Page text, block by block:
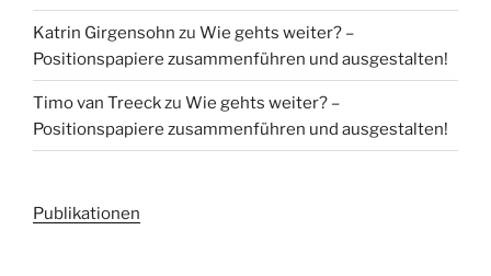
Katrin Girgensohn zu Wie gehts weiter? –
Positionspapiere zusammenführen und ausgestalten!
Timo van Treeckzu Wie gehts weiter? –
Positionspapiere zusammenführen und ausgestalten!
Publikationen